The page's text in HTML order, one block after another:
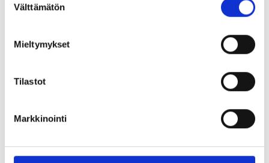
Lue tarkemmin
valinta
Välttämätön
Mieltymykset
Tilastot
Markkinointi
Pietarsaari.
Pietarsaaren työllisyysalueen verkkosivut (pietarsaari.fi)
Asiointi ja yhteystiedot (pietarsaari.fi)
Pohjanmaa
Työllisyysalueeseen kuuluu Kaskinen, Korsnäs, Laihia,